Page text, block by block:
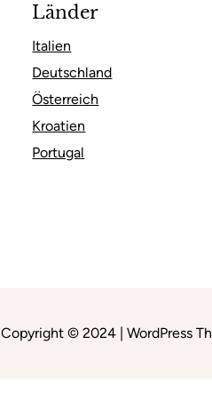
Länder
Italien
Deutschland
Österreich
Kroatien
Portugal
Copyright © 2024 | WordPress